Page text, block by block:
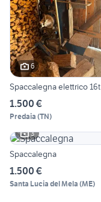
6
Spaccalegna elettrico 16t
1.500 €
Predaia (TN)
3
Spaccalegna
1.500 €
Santa Lucia del Mela (ME)